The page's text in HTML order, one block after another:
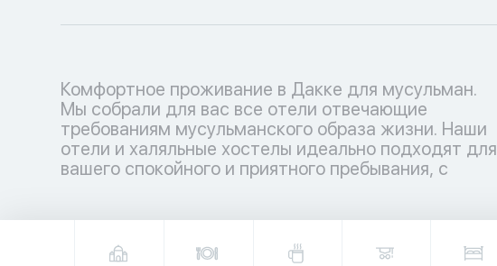
Комфортное проживание в Дакке для мусульман.
Мы собрали для вас все отели отвечающие
требованиям мусульманского образа жизни. Наши
отели и халяльные хостелы идеально подходят для
вашего спокойного и приятного пребывания, с
молельными залами. Забронируйте свой номер или
место прямо сейчас на нашем удобном сайте и
наслаждайтесь проживанием в халяльных